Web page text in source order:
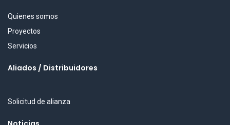
Quienes somos
Proyectos
Servicios
Aliados / Distribuidores
Solicitud de alianza